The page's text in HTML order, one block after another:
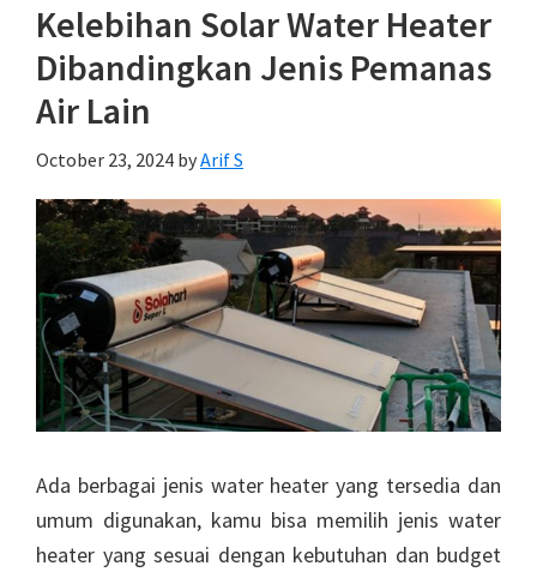
Kelebihan Solar Water Heater
Dibandingkan Jenis Pemanas
Air Lain
October 23, 2024 byArif S
Ada berbagai jenis water heater yang tersedia dan
umum digunakan, kamu bisa memilih jenis water
heater yang sesuai dengan kebutuhan dan budget